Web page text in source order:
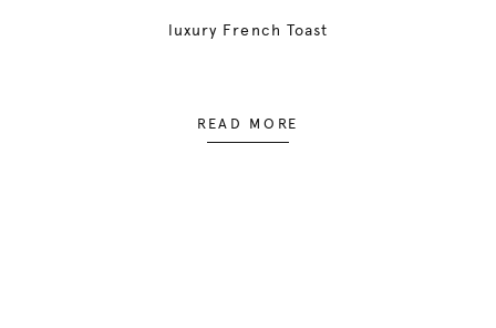
luxury French Toast
READ MORE